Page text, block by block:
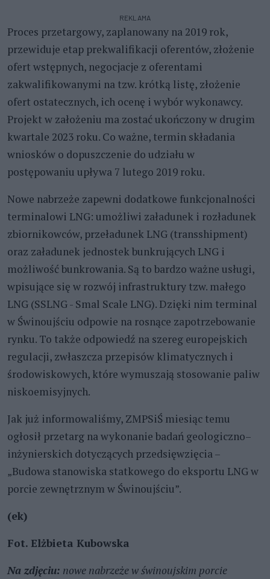
REKLAMA
Proces przetargowy, zaplanowany na 2019 rok,
przewiduje etap prekwalifikacji oferentów, złożenie
ofert wstępnych, negocjacje z oferentami
zakwalifikowanymi na tzw. krótką listę, złożenie
ofert ostatecznych, ich ocenę i wybór wykonawcy.
Projekt w założeniu ma zostać ukończony w drugim
kwartale 2023 roku. Co ważne, termin składania
wniosków o dopuszczenie do udziału w
postępowaniu upływa 7 lutego 2019 roku.
Nowe nabrzeże zapewni dodatkowe funkcjonalności
terminalowi LNG: umożliwi załadunek i rozładunek
zbiornikowców, przeładunek LNG (transshipment)
oraz załadunek jednostek bunkrujących LNG i
możliwość bunkrowania. Są to bardzo ważne usługi,
wpisujące się w rozwój infrastruktury tzw. małego
LNG (SSLNG - Smal Scale LNG). Dzięki nim terminal
w Świnoujściu odpowie na rosnące zapotrzebowanie
rynku. To także odpowiedź na szereg europejskich
regulacji, zwłaszcza przepisów klimatycznych i
środowiskowych, które wymuszają stosowanie paliw
niskoemisyjnych.
Jak już informowaliśmy, ZMPSiŚ miesiąc temu
ogłosił przetarg na wykonanie badań geologiczno–
inżynierskich dotyczących przedsięwzięcia –
„Budowa stanowiska statkowego do eksportu LNG w
porcie zewnętrznym w Świnoujściu”.
(ek)
Fot. Elżbieta Kubowska
Na zdjęciu: nowe nabrzeże w świnoujskim porcie